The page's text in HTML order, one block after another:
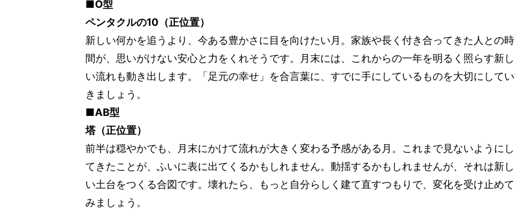
■O型
ペンタクルの10（正位置）
新しい何かを追うより、今ある豊かさに目を向けたい月。家族や長く付き合ってきた人との時
間が、思いがけない安心と力をくれそうです。月末には、これからの一年を明るく照らす新し
い流れも動き出します。「足元の幸せ」を合言葉に、すでに手にしているものを大切にしてい
きましょう。
■AB型
塔（正位置）
前半は穏やかでも、月末にかけて流れが大きく変わる予感がある月。これまで見ないようにし
てきたことが、ふいに表に出てくるかもしれません。動揺するかもしれませんが、それは新し
い土台をつくる合図です。壊れたら、もっと自分らしく建て直すつもりで、変化を受け止めて
みましょう。